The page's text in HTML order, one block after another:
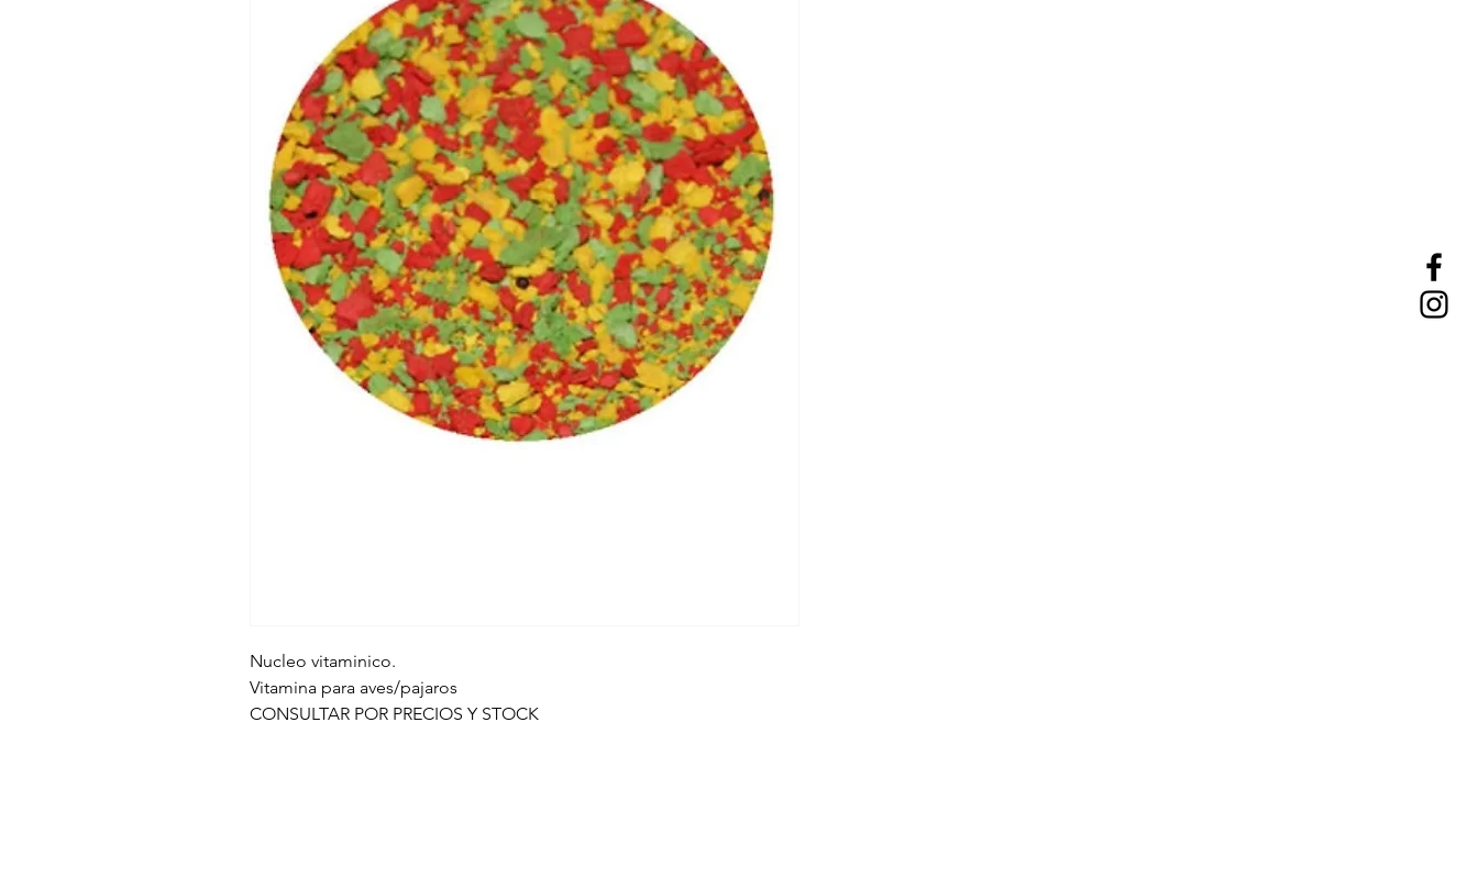
Nucleo vitaminico.
Vitamina para aves/pajaros
CONSULTAR POR PRECIOS Y STOCK